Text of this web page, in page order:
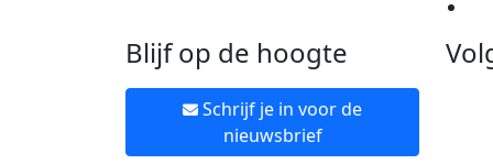
Blijf op de hoogte
Schrijf je in voor de
nieuwsbrief